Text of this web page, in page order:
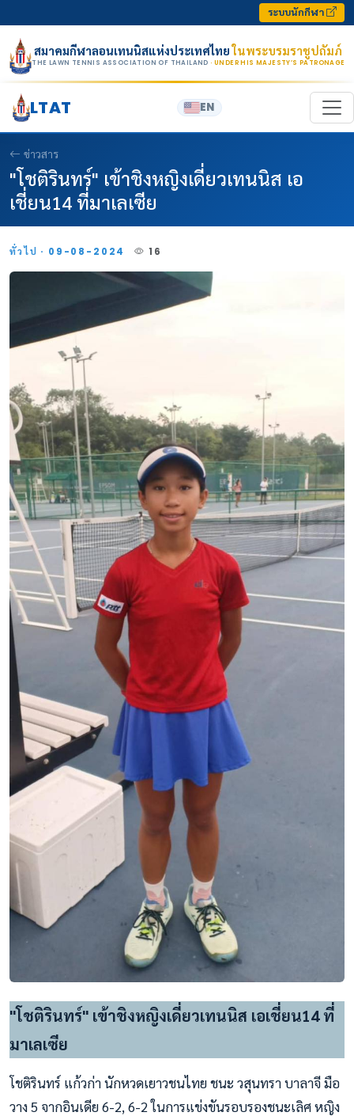
ระบบนักกีฬา
สมาคมกีฬาลอนเทนนิสแห่งประเทศไทยในพระบรมราชูปถัมภ์
THE LAWN TENNIS ASSOCIATION OF THAILAND · UNDER HIS MAJESTY’S PATRONAGE
LTAT EN
ข่าวสาร
"โชติรินทร์" เข้าชิงหญิงเดี่ยวเทนนิส เอ
เชี่ยน14 ที่มาเลเซีย
ทั่วไป · 09-08-2024 16
"โชติรินทร์" เข้าชิงหญิงเดี่ยวเทนนิส เอเชี่ยน14 ที่
มาเลเซีย
โชติรินทร์ แก้วก่า นักหวดเยาวชนไทย ชนะ วสุนทรา บาลาจี มือ
วาง 5 จากอินเดีย 6-2, 6-2 ในการแข่งขันรอบรองชนะเลิศ หญิง